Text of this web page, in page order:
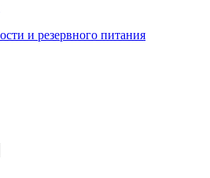
и резервного питания